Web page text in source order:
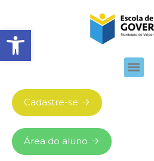
Abrir barra de ferramentas
Cadastre-se
Área do aluno